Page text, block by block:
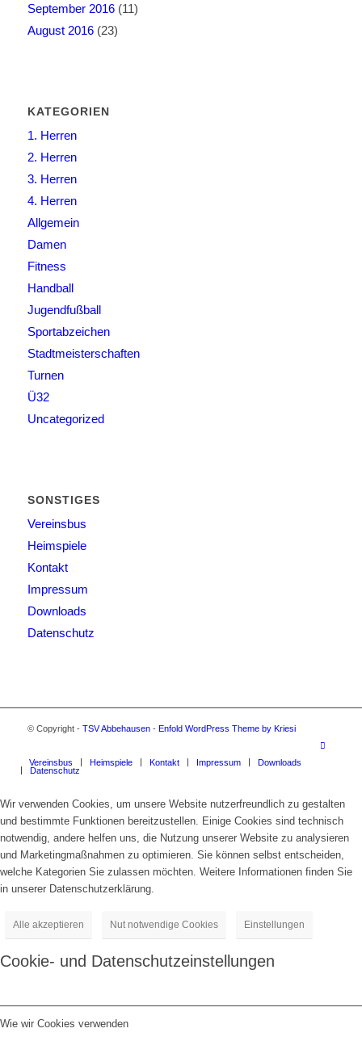
September 2016(11)
August 2016(23)
KATEGORIEN
1. Herren
2. Herren
3. Herren
4. Herren
Allgemein
Damen
Fitness
Handball
Jugendfußball
Sportabzeichen
Stadtmeisterschaften
Turnen
Ü32
Uncategorized
SONSTIGES
Vereinsbus
Heimspiele
Kontakt
Impressum
Downloads
Datenschutz
© Copyright - TSV Abbehausen- Enfold WordPress Theme by Kriesi
Vereinsbus Heimspiele Kontakt Impressum
Downloads
Datenschutz
Wir verwenden Cookies, um unsere Website nutzerfreundlich zu gestalten
und bestimmte Funktionen bereitzustellen. Einige Cookies sind technisch
notwendig, andere helfen uns, die Nutzung unserer Website zu analysieren
und Marketingmaßnahmen zu optimieren. Sie können selbst entscheiden,
welche Kategorien Sie zulassen möchten. Weitere Informationen finden Sie
in unserer Datenschutzerklärung.
Alle akzeptieren Nut notwendige Cookies Einstellungen
Cookie- und Datenschutzeinstellungen
Wie wir Cookies verwenden